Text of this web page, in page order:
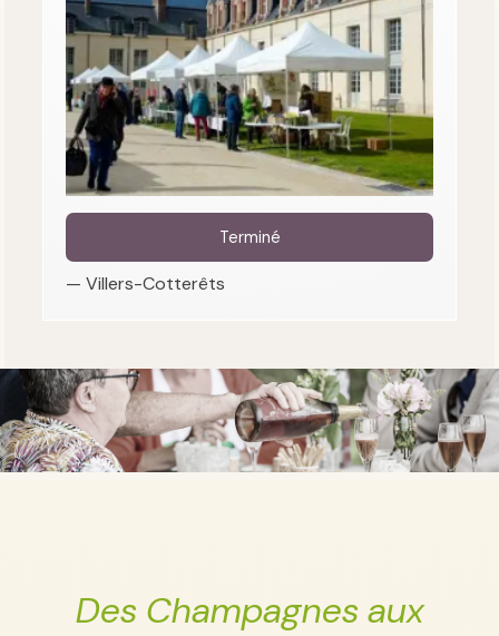
Terminé
— Villers-Cotterêts
Des Champagnes aux